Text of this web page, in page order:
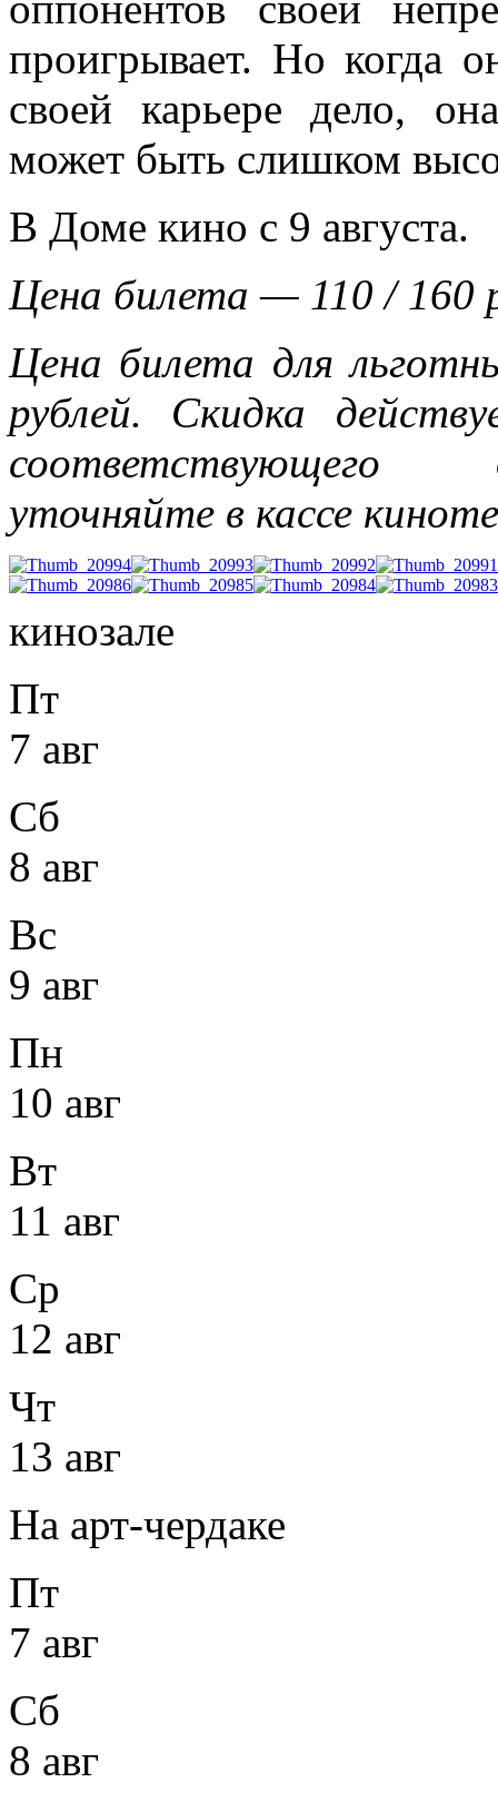
проигрывает. Но когда
своей карьере дело,
может быть слишком
В Доме кино с 9 августа.
Цена билета — 110 / 160
Цена билета для
рублей. Скидка
соответствующего
уточняйте в кассе
кинозале
Пт
7 авг
Сб
8 авг
Вс
9 авг
Пн
10 авг
Вт
11 авг
Ср
12 авг
Чт
13 авг
На арт-чердаке
Пт
7 авг
Сб
8 авг